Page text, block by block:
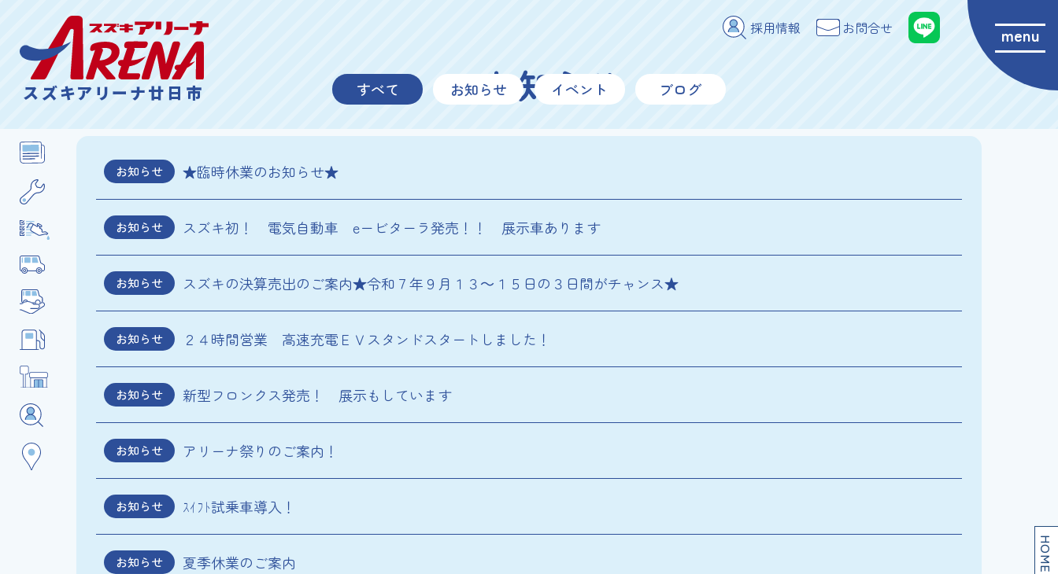
スズキアリーナ廿日市
採用情報 お問合せ menu
HOME
お知らせ
すべて お知らせ イベント ブログ
お知らせ ★臨時休業のお知らせ★
お知らせ スズキ初！ 電気自動車 eービターラ発売！！ 展示車あります
お知らせ スズキの決算売出のご案内★令和７年９月１３～１５日の３日間がチャンス★
お知らせ ２４時間営業 高速充電ＥＶスタンドスタートしました！
お知らせ 新型フロンクス発売！ 展示もしています
お知らせ アリーナ祭りのご案内！
お知らせ ｽｲﾌﾄ試乗車導入！
お知らせ 夏季休業のご案内